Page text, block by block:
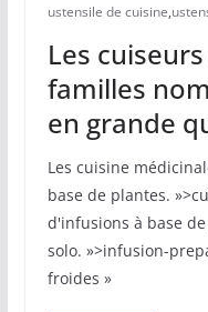
ustensile de cuisine,
Les
familles
en grande
Les cuisine
base de plantes.
d'infusions à base
solo. »>infusion-
froides »